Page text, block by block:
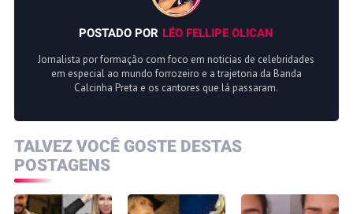
POSTADO POR LÉO FELLIPE OLICAN
Jornalista por formação com foco em noticias de celebridades
em especial ao mundo forrozeiro e a trajetoria da Banda
Calcinha Preta e os cantores que lá passaram.
TALVEZ VOCÊ GOSTE DESTAS
POSTAGENS